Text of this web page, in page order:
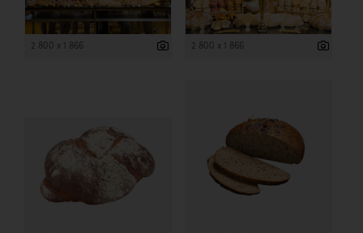
2 800 x 1 866 2 800 x 1 866